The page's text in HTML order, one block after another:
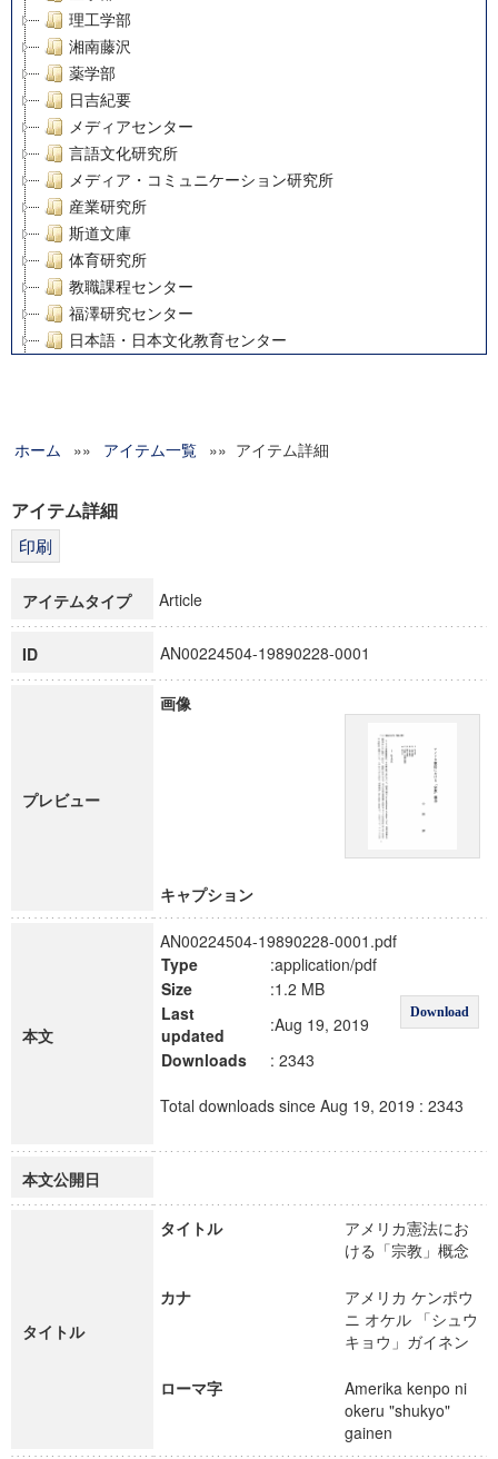
理工学部
湘南藤沢
薬学部
日吉紀要
メディアセンター
言語文化研究所
メディア・コミュニケーション研究所
産業研究所
斯道文庫
体育研究所
教職課程センター
福澤研究センター
日本語・日本文化教育センター
グローバルリサーチインスティテュート
科学研究費補助金研究成果報告書
博士課程教育リーディングプログラム「超成熟社会発展のサ
ホーム »» アイテム一覧 »» アイテム詳細
アイテム詳細
アイテムタイプ Article
ID AN00224504-19890228-0001
プレビュー
画像
キャプション
本文
AN00224504-19890228-0001.pdf
Type
:application/pdf
Download
Size
:1.2 MB
Last
updated
:Aug 19, 2019
Downloads
: 2343
Total downloads since Aug 19, 2019 : 2343
本文公開日
タイトル
タイトル
アメリカ憲法にお
ける「宗教」概念
カナ
アメリカ ケンポウ
ニ オケル 「シュウ
キョウ」ガイネン
ローマ字
Amerika kenpo ni
okeru "shukyo"
gainen